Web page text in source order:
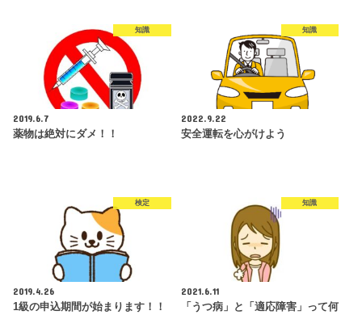
知識
2019.6.7
薬物は絶対にダメ！！
知識
2022.9.22
安全運転を心がけよう
検定
2019.4.26
1級の申込期間が始まります！！
知識
2021.6.11
「うつ病」と「適応障害」って何